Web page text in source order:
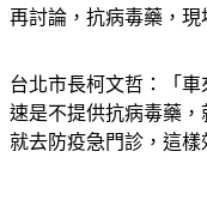
再討論，抗病毒藥，現
台北市長柯文哲：「
速是不提供抗病毒藥，
就去防疫急門診，這樣